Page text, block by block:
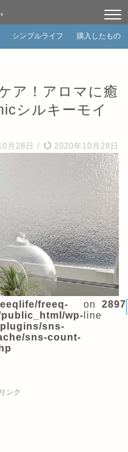
シンプルライフ 購入したもの
ア！アロマに癒
シルキーモイ
月28日 / 2020年10月28日
freeq-
public_html/wp-
sns-
sns-count-
on
line
2897
ンク